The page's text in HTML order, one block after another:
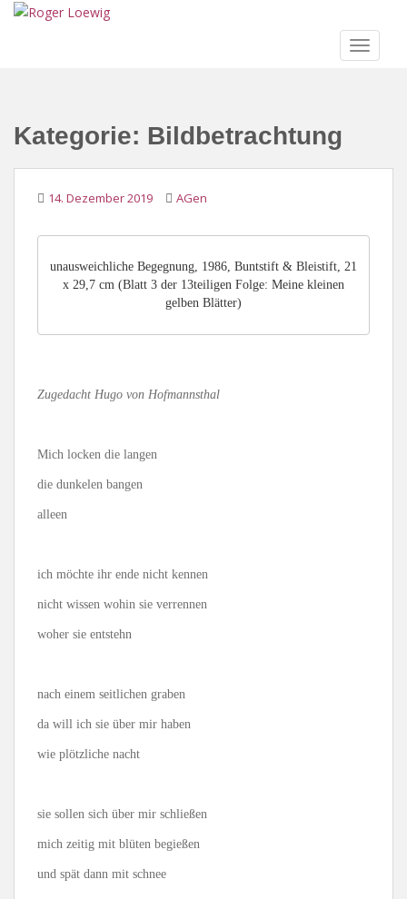
Kategorie: Bildbetrachtung
14. Dezember 2019 AGen
unausweichliche Begegnung, 1986, Buntstift & Bleistift, 21
x 29,7 cm (Blatt 3 der 13teiligen Folge: Meine kleinen
gelben Blätter)
Zugedacht Hugo von Hofmannsthal
Mich locken die langen
die dunkelen bangen
alleen
ich möchte ihr ende nicht kennen
nicht wissen wohin sie verrennen
woher sie entstehn
nach einem seitlichen graben
da will ich sie über mir haben
wie plötzliche nacht
sie sollen sich über mir schließen
mich zeitig mit blüten begießen
und spät dann mit schnee